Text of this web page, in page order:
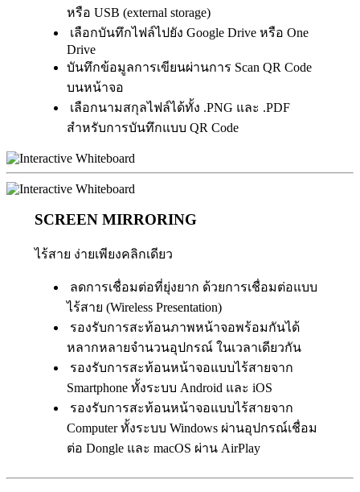
หรือ USB (external storage)
เลือกบันทึกไฟล์ไปยัง Google Drive หรือ One
Drive
บันทึกข้อมูลการเขียนผ่านการ Scan QR Code
บนหน้าจอ
เลือกนามสกุลไฟล์ได้ทั้ง .PNG และ .PDF
สำหรับการบันทึกแบบ QR Code
SCREEN MIRRORING
ไร้สาย ง่ายเพียงคลิกเดียว
ลดการเชื่อมต่อที่ยุ่งยาก ด้วยการเชื่อมต่อแบบ
ไร้สาย (Wireless Presentation)
รองรับการสะท้อนภาพหน้าจอพร้อมกันได้
หลากหลายจำนวนอุปกรณ์ ในเวลาเดียวกัน
รองรับการสะท้อนหน้าจอแบบไร้สายจาก
Smartphone ทั้งระบบ Android และ iOS
รองรับการสะท้อนหน้าจอแบบไร้สายจาก
Computer ทั้งระบบ Windows ผ่านอุปกรณ์เชื่อม
ต่อ Dongle และ macOS ผ่าน AirPlay